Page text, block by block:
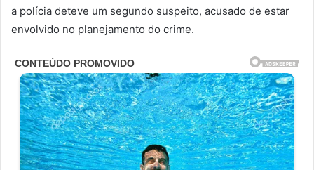
a polícia deteve um segundo suspeito, acusado de estar
envolvido no planejamento do crime.